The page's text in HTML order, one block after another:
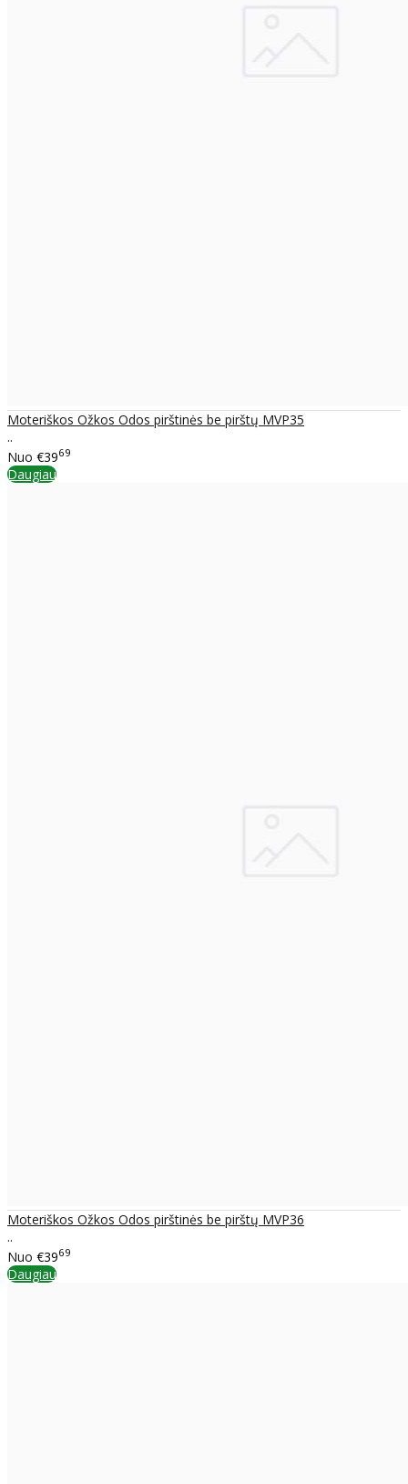
Moteriškos Ožkos Odos pirštinės be pirštų MVP35
..
Nuo €3969
Daugiau
Moteriškos Ožkos Odos pirštinės be pirštų MVP36
..
Nuo €3969
Daugiau